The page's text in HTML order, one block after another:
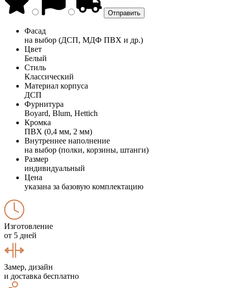
Фасад
на выбор (ДСП, МДФ ПВХ и др.)
Цвет
Белый
Стиль
Классический
Материал корпуса
ДСП
Фурнитура
Boyard, Blum, Hettich
Кромка
ПВХ (0,4 мм, 2 мм)
Внутреннее наполнение
на выбор (полки, корзины, штанги)
Размер
индивидуальный
Цена
указана за базовую комплектацию
Изготовление
от 5 дней
Замер, дизайн
и доставка бесплатно